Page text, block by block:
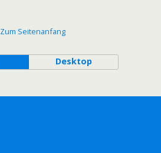
Zum Seitenanfang
Desktop